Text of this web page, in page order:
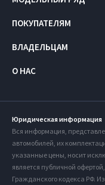
ПОКУПАТЕЛЯМ
ВЛАДЕЛЬЦАМ
О НАС
Юридическая информация
Вся информация,
автомобилей, их
указанные цены, носит
является публичной
Гражданского кодекса РФ.